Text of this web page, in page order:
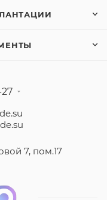
27
7, пом.17